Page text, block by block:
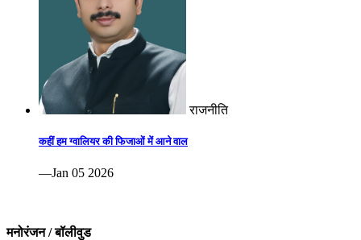
राजनीति
कहीं हम ग्वालियर की फिजाओं में आने वाल
—Jan 05 2026
मनोरंजन / बॉलीवुड